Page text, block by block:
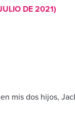
DE 2021)
mis dos hijos,